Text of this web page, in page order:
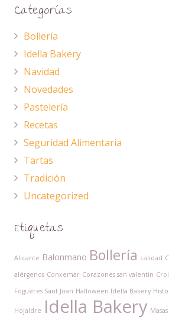
Categorías
Bollería
Idella Bakery
Navidad
Novedades
Pastelería
Recetas
Seguridad Alimentaria
Tartas
Tradición
Uncategorized
Etiquetas
Alicante Balonmano Bollería calidad
alérgenos Conxemar Corazones san valentin
Fogueres Sant Joan Halloween Idella Bakery
Hojaldre Idella Bakery Masas